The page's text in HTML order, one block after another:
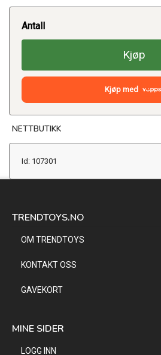
Antall
Kjøp
Kjøp med
NETTBUTIKK
Id: 107301
TRENDTOYS.NO
OM TRENDTOYS
KONTAKT OSS
GAVEKORT
MINE SIDER
LOGG INN